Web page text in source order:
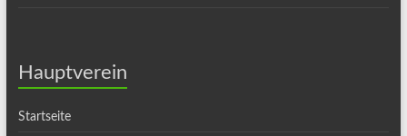
Hauptverein
Startseite